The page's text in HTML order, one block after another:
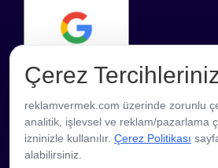
PROFESYONEL
Çerez
reklamvermek.com üzerinde zorunlu
analitik, işlevsel ve reklam/pazarlama
izninizle kullanılır. Çerez Politikası
alabilirsiniz.